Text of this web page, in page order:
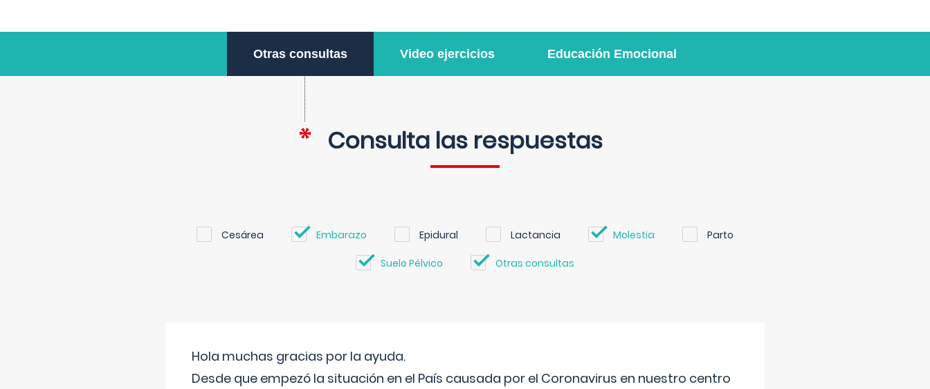
Otras consultas Video ejercicios Educación Emocional
Consulta las respuestas
Cesárea Embarazo Epidural Lactancia Molestia Parto
Suelo Pélvico Otras consultas
Hola muchas gracias por la ayuda.
Desde que empezó la situación en el País causada por el Coronavirus en nuestro centro